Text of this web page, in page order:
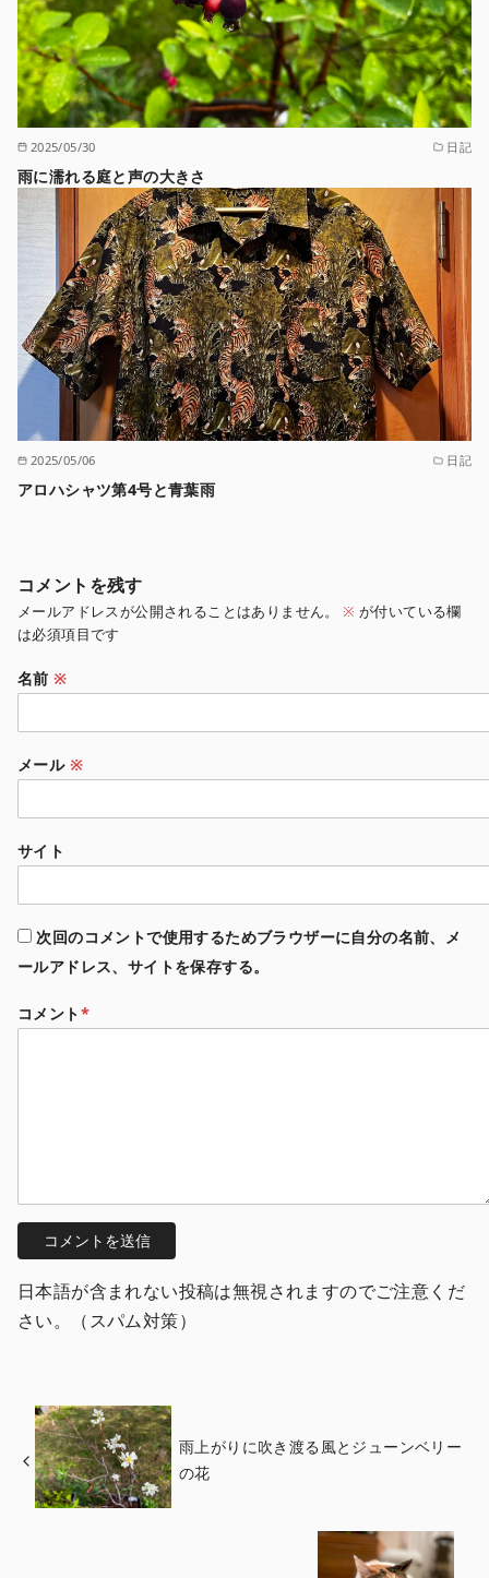
2025/05/30 日記
雨に濡れる庭と声の大きさ
2025/05/06 日記
アロハシャツ第4号と青葉雨
コメントを残す
メールアドレスが公開されることはありません。 ※ が付いている欄
は必須項目です
名前※
メール ※
サイト
次回のコメントで使用するためブラウザーに自分の名前、メ
ールアドレス、サイトを保存する。
コメント*
日本語が含まれない投稿は無視されますのでご注意くだ
さい。（スパム対策）
雨上がりに吹き渡る風とジューンベリー
の花